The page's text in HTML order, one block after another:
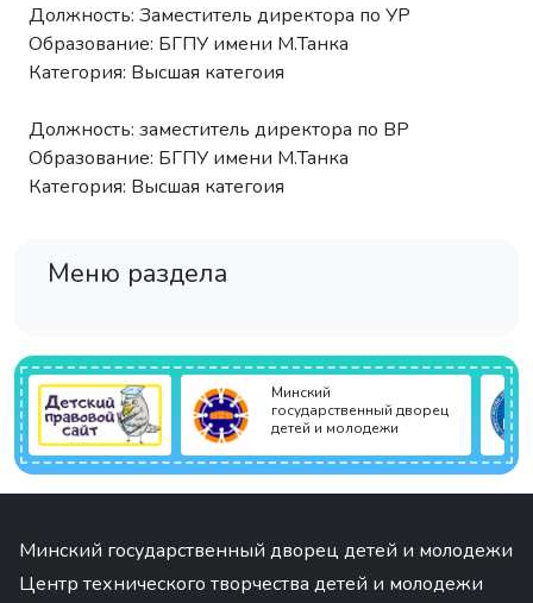
Должность: Заместитель директора по УР
Образование: БГПУ имени М.Танка
Категория: Высшая категоия
Должность: заместитель директора по ВР
Образование: БГПУ имени М.Танка
Категория: Высшая категоия
Меню раздела
Минский
государственный дворец
детей и молодежи
Минский государственный дворец детей и молодежи
Центр технического творчества детей и молодежи